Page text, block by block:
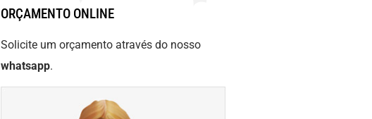
ORÇAMENTO ONLINE
Solicite um orçamento através do nosso
whatsapp.